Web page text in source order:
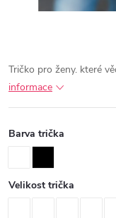
Tričko pro ženy. které
informace
Barva trička
Velikost trička